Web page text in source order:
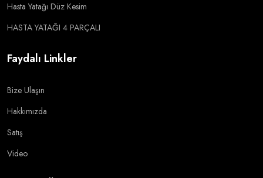
Hasta Yatağı Düz Kesim
HASTA YATAĞI 4 PARÇALI
Faydalı Linkler
Bize Ulaşın
Hakkımızda
Satış
Video